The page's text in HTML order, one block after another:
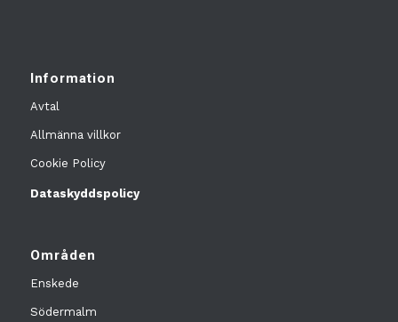
Information
Avtal
Allmänna villkor
Cookie Policy
Dataskyddspolicy
Områden
Enskede
Södermalm